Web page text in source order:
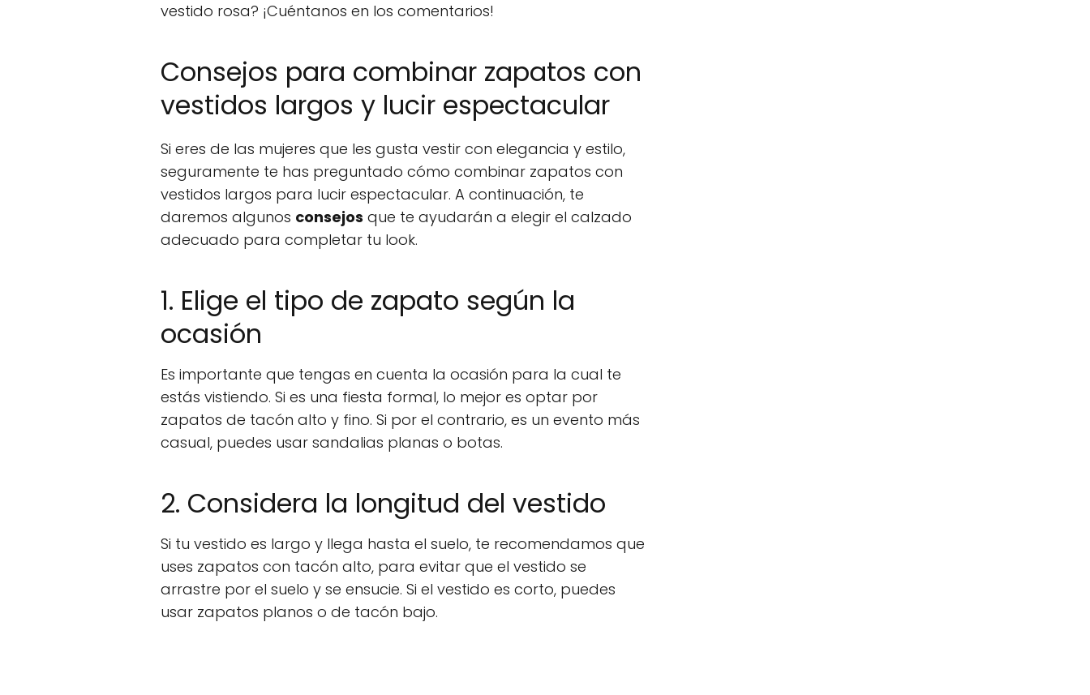
vestido rosa? ¡Cuéntanos en los comentarios!
Consejos para combinar zapatos con
vestidos largos y lucir espectacular
Si eres de las mujeres que les gusta vestir con elegancia y estilo,
seguramente te has preguntado cómo combinar zapatos con
vestidos largos para lucir espectacular. A continuación, te
daremos algunos consejos que te ayudarán a elegir el calzado
adecuado para completar tu look.
1. Elige el tipo de zapato según la
ocasión
Es importante que tengas en cuenta la ocasión para la cual te
estás vistiendo. Si es una fiesta formal, lo mejor es optar por
zapatos de tacón alto y fino. Si por el contrario, es un evento más
casual, puedes usar sandalias planas o botas.
2. Considera la longitud del vestido
Si tu vestido es largo y llega hasta el suelo, te recomendamos que
uses zapatos con tacón alto, para evitar que el vestido se
arrastre por el suelo y se ensucie. Si el vestido es corto, puedes
usar zapatos planos o de tacón bajo.